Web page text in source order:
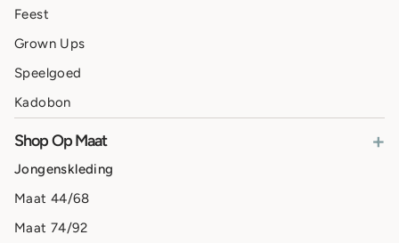
Feest
Grown Ups
Speelgoed
Kadobon
Shop Op Maat +
Jongenskleding
Maat 44/68
Maat 74/92